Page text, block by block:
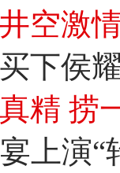
空激
下侯
精 捞
上演“